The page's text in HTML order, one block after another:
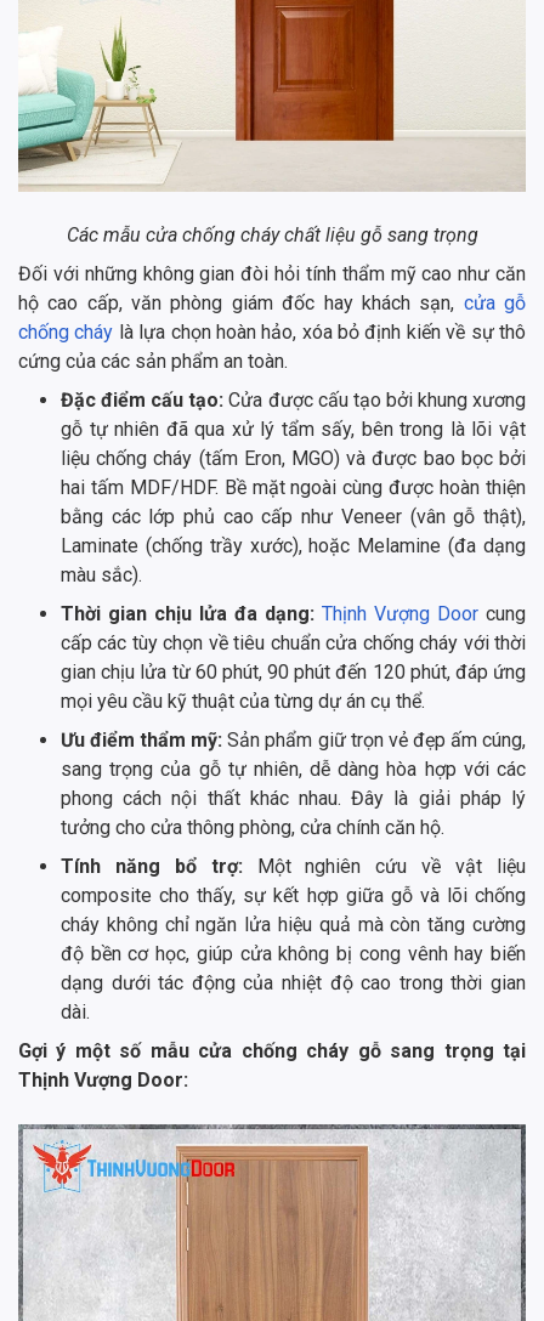
Các mẫu cửa chống cháy chất liệu gỗ sang trọng
Đối với những không gian đòi hỏi tính thẩm mỹ cao như căn
hộ cao cấp, văn phòng giám đốc hay khách sạn, cửa gỗ
chống cháy là lựa chọn hoàn hảo, xóa bỏ định kiến về sự thô
cứng của các sản phẩm an toàn.
Đặc điểm cấu tạo:Cửa được cấu tạo bởi khung xương
gỗ tự nhiên đã qua xử lý tẩm sấy, bên trong là lõi vật
liệu chống cháy (tấm Eron, MGO) và được bao bọc bởi
hai tấm MDF/HDF. Bề mặt ngoài cùng được hoàn thiện
bằng các lớp phủ cao cấp như Veneer (vân gỗ thật),
Laminate (chống trầy xước), hoặc Melamine (đa dạng
màu sắc).
Thời gian chịu lửa đa dạng: Thịnh Vượng Door cung
cấp các tùy chọn về tiêu chuẩn cửa chống cháy với thời
gian chịu lửa từ 60 phút, 90 phút đến 120 phút, đáp ứng
mọi yêu cầu kỹ thuật của từng dự án cụ thể.
Ưu điểm thẩm mỹ:Sản phẩm giữ trọn vẻ đẹp ấm cúng,
sang trọng của gỗ tự nhiên, dễ dàng hòa hợp với các
phong cách nội thất khác nhau. Đây là giải pháp lý
tưởng cho cửa thông phòng, cửa chính căn hộ.
Tính năng bổ trợ: Một nghiên cứu về vật liệu
composite cho thấy, sự kết hợp giữa gỗ và lõi chống
cháy không chỉ ngăn lửa hiệu quả mà còn tăng cường
độ bền cơ học, giúp cửa không bị cong vênh hay biến
dạng dưới tác động của nhiệt độ cao trong thời gian
dài.
Gợi ý một số mẫu cửa chống cháy gỗ sang trọng tại
Thịnh Vượng Door: